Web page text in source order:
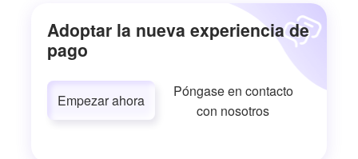
Adoptar la nueva experiencia de
pago
Empezar ahora
Póngase en contacto
con nosotros